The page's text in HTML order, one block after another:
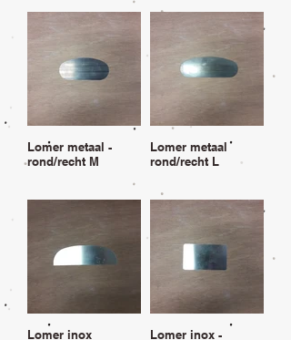
Lomer metaal -
rond/recht M
Lomer metaal
rond/recht L
Lomer inox
Lomer inox -